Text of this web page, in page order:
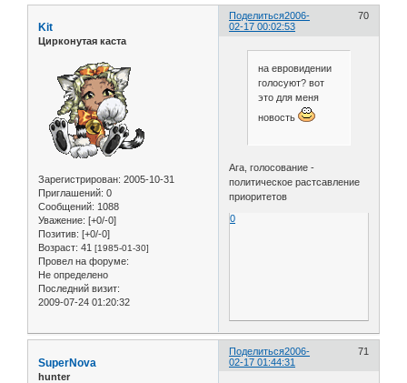
Поделиться 70
2006-
02-17 00:02:53
Kit
Цирконутая каста
Зарегистрирован: 2005-10-31
Приглашений: 0
Сообщений: 1088
Уважение: [+0/-0]
Позитив: [+0/-0]
Возраст: 41 [1985-01-30]
Провел на форуме:
Не определено
Последний визит:
2009-07-24 01:20:32
на евровидении
голосуют? вот
это для меня
новость
Ага, голосование -
политическое растсавление
приоритетов
0
Поделиться 71
2006-
02-17 01:44:31
SuperNova
hunter